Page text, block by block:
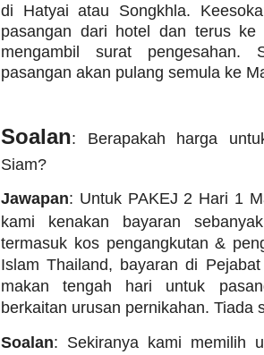
di Hatyai atau Songkhla.
pasangan dari hotel dan terus ke
mengambil surat pengesahan.
pasangan akan pulang semula ke
Soalan: Berapakah harga
Siam?
Jawapan: Untuk PAKEJ 2 Hari 1
kami kenakan bayaran
termasuk kos pengangkutan &
Islam Thailand, bayaran di
makan tengah hari untuk
berkaitan urusan pernikahan. Tiada
Soalan: Sekiranya kami memilih